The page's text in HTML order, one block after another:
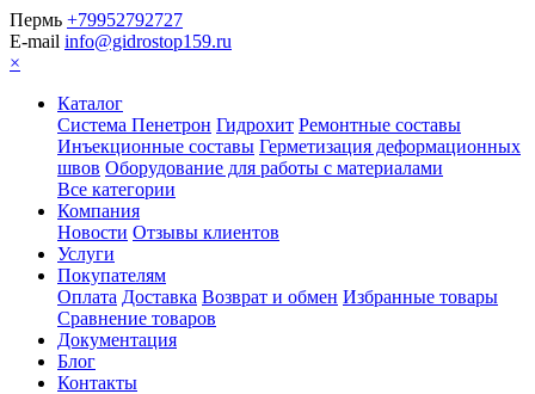
Пермь +79952792727
E-mail info@gidrostop159.ru
×
Каталог
Система Пенетрон Гидрохит Ремонтные составы
Инъекционные составы Герметизация деформационных
швов Оборудование для работы с материалами
Все категории
Компания
Новости Отзывы клиентов
Услуги
Покупателям
Оплата Доставка Возврат и обмен Избранные товары
Сравнение товаров
Документация
Блог
Контакты